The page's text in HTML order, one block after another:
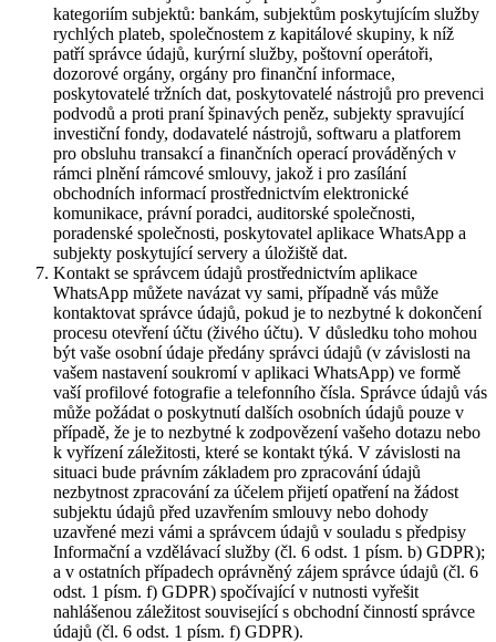
kategoriím subjektů: bankám, subjektům poskytujícím služby
rychlých plateb, společnostem z kapitálové skupiny, k níž
patří správce údajů, kurýrní služby, poštovní operátoři,
dozorové orgány, orgány pro finanční informace,
poskytovatelé tržních dat, poskytovatelé nástrojů pro prevenci
podvodů a proti praní špinavých peněz, subjekty spravující
investiční fondy, dodavatelé nástrojů, softwaru a platforem
pro obsluhu transakcí a finančních operací prováděných v
rámci plnění rámcové smlouvy, jakož i pro zasílání
obchodních informací prostřednictvím elektronické
komunikace, právní poradci, auditorské společnosti,
poradenské společnosti, poskytovatel aplikace WhatsApp a
subjekty poskytující servery a úložiště dat.
Kontakt se správcem údajů prostřednictvím aplikace
WhatsApp můžete navázat vy sami, případně vás může
kontaktovat správce údajů, pokud je to nezbytné k dokončení
procesu otevření účtu (živého účtu). V důsledku toho mohou
být vaše osobní údaje předány správci údajů (v závislosti na
vašem nastavení soukromí v aplikaci WhatsApp) ve formě
vaší profilové fotografie a telefonního čísla. Správce údajů vás
může požádat o poskytnutí dalších osobních údajů pouze v
případě, že je to nezbytné k zodpovězení vašeho dotazu nebo
k vyřízení záležitosti, které se kontakt týká. V závislosti na
situaci bude právním základem pro zpracování údajů
nezbytnost zpracování za účelem přijetí opatření na žádost
subjektu údajů před uzavřením smlouvy nebo dohody
uzavřené mezi vámi a správcem údajů v souladu s předpisy
Informační a vzdělávací služby (čl. 6 odst. 1 písm. b) GDPR);
a v ostatních případech oprávněný zájem správce údajů (čl. 6
odst. 1 písm. f) GDPR) spočívající v nutnosti vyřešit
nahlášenou záležitost související s obchodní činností správce
údajů (čl. 6 odst. 1 písm. f) GDPR).